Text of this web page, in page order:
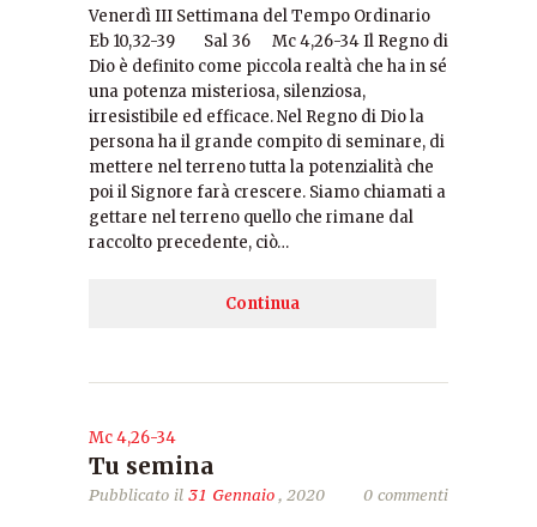
Venerdì III Settimana del Tempo Ordinario
Eb 10,32-39 Sal 36 Mc 4,26-34 Il Regno di
Dio è definito come piccola realtà che ha in sé
una potenza misteriosa, silenziosa,
irresistibile ed efficace. Nel Regno di Dio la
persona ha il grande compito di seminare, di
mettere nel terreno tutta la potenzialità che
poi il Signore farà crescere. Siamo chiamati a
gettare nel terreno quello che rimane dal
raccolto precedente, ciò…
Continua
Mc 4,26-34
Tu semina
Pubblicato il 31 Gennaio, 2020 0 commenti